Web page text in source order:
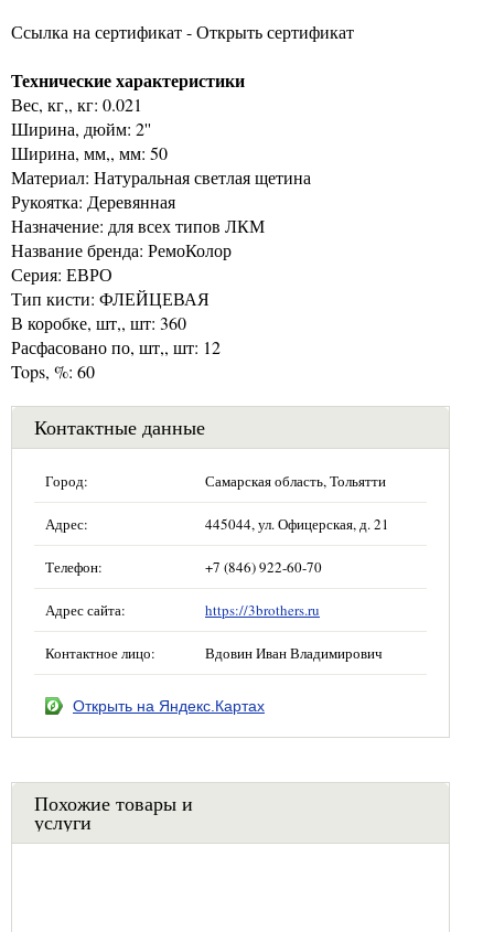
Ссылка на сертификат - Открыть сертификат
Технические характеристики
Вес, кг,, кг: 0.021
Ширина, дюйм: 2''
Ширина, мм,, мм: 50
Материал: Натуральная светлая щетина
Рукоятка: Деревянная
Назначение: для всех типов ЛКМ
Название бренда: РемоКолор
Серия: ЕВРО
Тип кисти: ФЛЕЙЦЕВАЯ
В коробке, шт,, шт: 360
Расфасовано по, шт,, шт: 12
Tops, %: 60
Контактные данные
Город: Самарская область, Тольятти
Адрес: 445044, ул. Офицерская, д. 21
Телефон: +7 (846) 922-60-70
Адрес сайта: https://3brothers.ru
Контактное лицо: Вдовин Иван Владимирович
Открыть на Яндекс.Картах
Похожие товары и
услуги